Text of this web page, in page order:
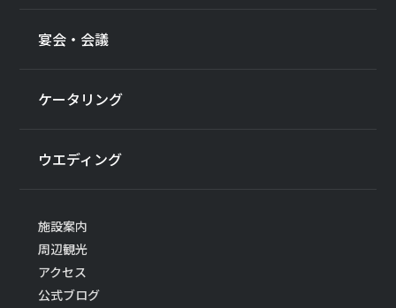
宴会・会議
ケータリング
ウエディング
施設案内
周辺観光
アクセス
公式ブログ